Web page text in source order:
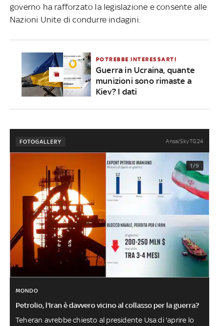
governo ha rafforzato la legislazione e consente alle
Nazioni Unite di condurre indagini.
POTREBBE INTERESSARTI
Guerra in Ucraina, quante
munizioni sono rimaste a
Kiev? I dati
FOTOGALLERY Ansa/Sky TG24
1/9
MONDO
Petrolio, l'Iran è davvero vicino al collasso per la guerra?
Teheran avrebbe chiesto al presidente Usa di 'aprire lo